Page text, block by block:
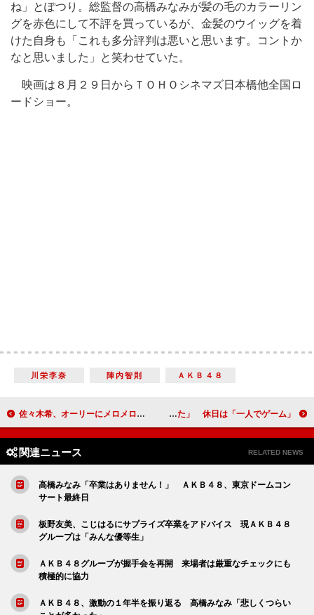
ね」とぽつり。総監督の高橋みなみが髪の毛のカラーリン
グを赤色にして不評を買っているが、金髪のウイッグを着
けた自身も「これも多分評判は悪いと思います。コントか
なと思いました」と笑わせていた。
映画は８月２９日からＴＯＨＯシネマズ日本橋他全国ロ
ードショー。
川栄李奈 陣内智則 ＡＫＢ４８
佐々木希、オーリーにメロメロ 「生で見るととてもカッコいい」 優香、結婚に前向きも「３０歳を超えてしまった」 休日は「一人でゲーム」
関連ニュース RELATED NEWS
高橋みなみ「卒業はありません！」 ＡＫＢ４８、東京ドームコン
サート最終日
板野友美、こじはるにサプライズ卒業をアドバイス 現ＡＫＢ４８
グループは「みんな優等生」
ＡＫＢ４８グループが握手会を再開 来場者は厳重なチェックにも
積極的に協力
ＡＫＢ４８、激動の１年半を振り返る 高橋みなみ「悲しくつらい